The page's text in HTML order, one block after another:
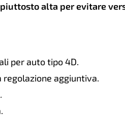
alta per evitare
per auto tipo 4D.
aggiuntiva.